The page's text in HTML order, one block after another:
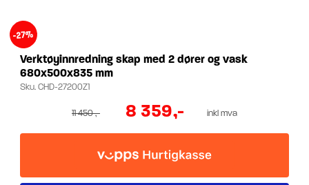
-27%
Verktøyinnredning skap med 2 dører og vask
680x500x835 mm
Sku.CHD-27200Z1
11 450,- 8 359,- inkl mva